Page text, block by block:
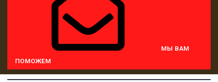
МЫ ВАМ
ПОМОЖЕМ